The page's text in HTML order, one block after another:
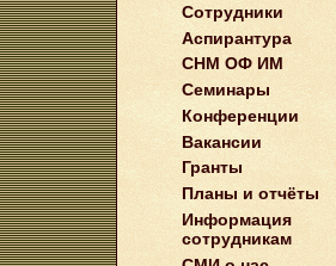
Сотрудники
Аспирантура
СНМ ОФ ИМ
Семинары
Конференции
Вакансии
Гранты
Планы и отчёты
Информация
сотрудникам